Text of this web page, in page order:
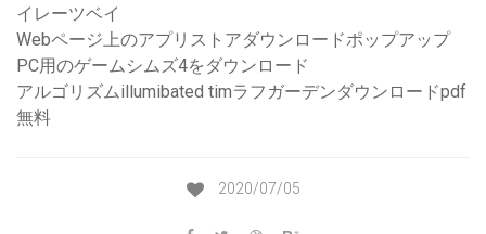
イレーツベイ
Webページ上のアプリストアダウンロードポップアップ
PC用のゲームシムズ4をダウンロード
アルゴリズムillumibated timラフガーデンダウンロードpdf
無料
2020/07/05